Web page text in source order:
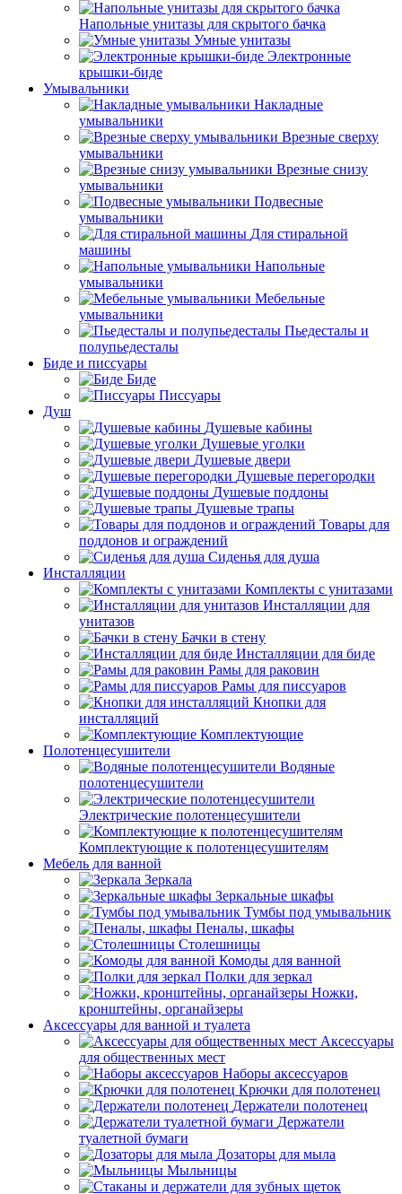
Напольные унитазы для скрытого бачка
Умные унитазы
Электронные
крышки-биде
Умывальники
Накладные
умывальники
Врезные сверху
умывальники
Врезные снизу
умывальники
Подвесные
умывальники
Для стиральной
машины
Напольные
умывальники
Мебельные
умывальники
Пьедесталы и
полупьедесталы
Биде и писсуары
Биде
Писсуары
Душ
Душевые кабины
Душевые уголки
Душевые двери
Душевые перегородки
Душевые поддоны
Душевые трапы
Товары для
поддонов и ограждений
Сиденья для душа
Инсталляции
Комплекты с унитазами
Инсталляции для
унитазов
Бачки в стену
Инсталляции для биде
Рамы для раковин
Рамы для писсуаров
Кнопки для
инсталляций
Комплектующие
Полотенцесушители
Водяные
полотенцесушители
Электрические полотенцесушители
Комплектующие к полотенцесушителям
Мебель для ванной
Зеркала
Зеркальные шкафы
Тумбы под умывальник
Пеналы, шкафы
Столешницы
Комоды для ванной
Полки для зеркал
Ножки,
кронштейны, органайзеры
Аксессуары для ванной и туалета
Аксессуары
для общественных мест
Наборы аксессуаров
Крючки для полотенец
Держатели полотенец
Держатели
туалетной бумаги
Дозаторы для мыла
Мыльницы